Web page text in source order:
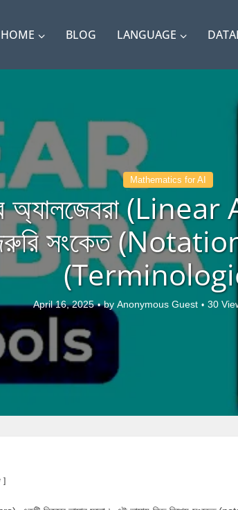
HOME BLOG LANGUAGE
Mathematics for AI
অ্যালজেবরা
সংকেত
April 16, 2025 by Anonymous Guest 30